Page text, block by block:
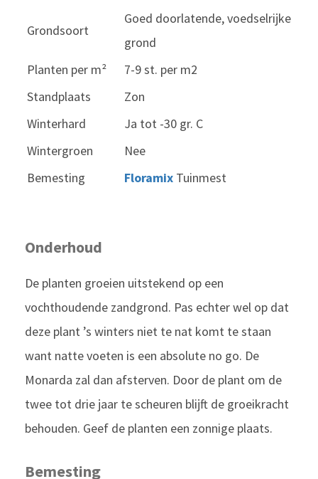
Grondsoort
Goed doorlatende, voedselrijke
grond
Planten per m²
7-9 st. per m2
Standplaats
Zon
Winterhard
Ja tot -30 gr. C
Wintergroen
Nee
Bemesting
Floramix Tuinmest
Onderhoud
De planten groeien uitstekend op een
vochthoudende zandgrond. Pas echter wel op dat
deze plant ’s winters niet te nat komt te staan
want natte voeten is een absolute no go. De
Monarda zal dan afsterven. Door de plant om de
twee tot drie jaar te scheuren blijft de groeikracht
behouden. Geef de planten een zonnige plaats.
Bemesting